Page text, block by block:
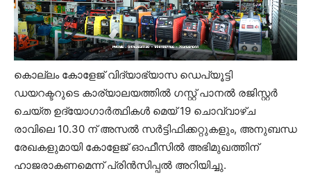
കൊല്ലം കോളേജ് വിദ്യാഭ്യാസ ഡെപ്യൂട്ടി
ഡയറക്ടറുടെ കാര്യാലയത്തില്‍ ഗസ്റ്റ് പാനല്‍ രജിസ്റ്റര്‍
ചെയ്ത ഉദ്യോഗാര്‍ത്ഥികള്‍ മെയ് 19 ചൊവ്വാഴ്ച
രാവിലെ 10.30 ന് അസല്‍ സര്‍ട്ടിഫിക്കറ്റുകളും, അനുബന്ധ
രേഖകളുമായി കോളേജ് ഓഫീസില്‍ അഭിമുഖത്തിന്
ഹാജരാകണമെന്ന് പ്രിന്‍സിപ്പല്‍ അറിയിച്ചു.